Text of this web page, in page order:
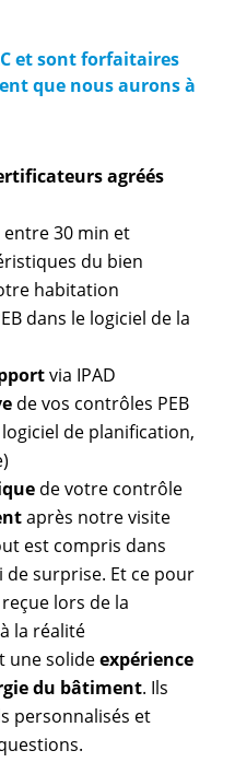
et sont forfaitaires
que nous aurons à
agréés
entre 30 min et
du bien
habitation
dans le logiciel de la
via IPAD
de vos contrôles PEB
de planification,
de votre contrôle
après notre visite
est compris dans
de surprise. Et ce pour
lors de la
la réalité
une solideexpérience
du bâtiment. Ils
personnalisés et